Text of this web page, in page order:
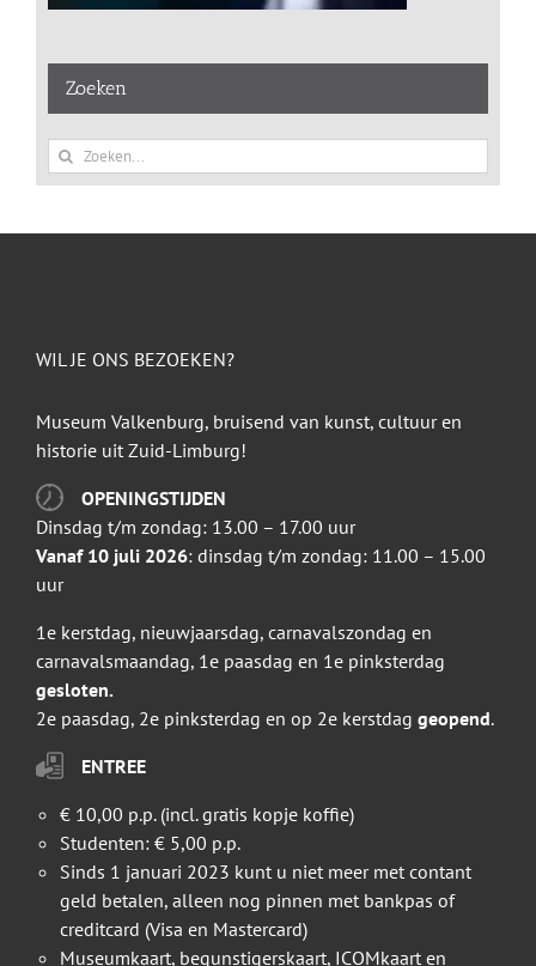
Zoeken
Zoeken
naar:
WIL JE ONS BEZOEKEN?
Museum Valkenburg, bruisend van kunst, cultuur en
historie uit Zuid-Limburg!
OPENINGSTIJDEN
Dinsdag t/m zondag: 13.00 – 17.00 uur
Vanaf 10 juli 2026: dinsdag t/m zondag: 11.00 – 15.00
uur
1e kerstdag, nieuwjaarsdag, carnavalszondag en
carnavalsmaandag, 1e paasdag en 1e pinksterdag
gesloten.
2e paasdag, 2e pinksterdag en op 2e kerstdag geopend.
ENTREE
€ 10,00 p.p. (incl. gratis kopje koffie)
Studenten: € 5,00 p.p.
Sinds 1 januari 2023 kunt u niet meer met contant
geld betalen, alleen nog pinnen met bankpas of
creditcard (Visa en Mastercard)
Museumkaart, begunstigerskaart, ICOMkaart en